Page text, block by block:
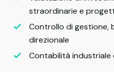
straordinarie e
Controllo di gestione,
direzionale
Contabilità industriale